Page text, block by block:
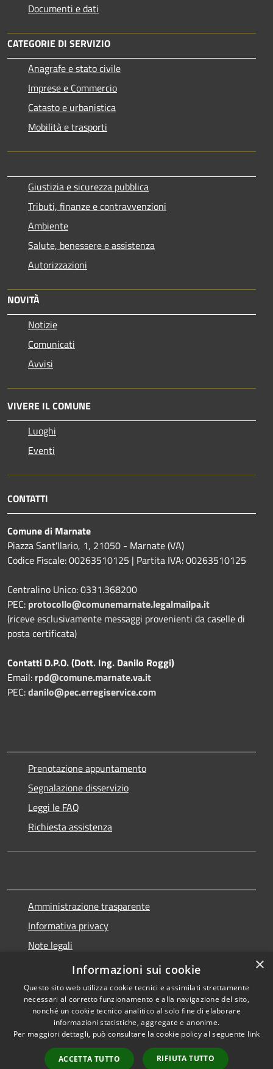
Documenti e dati
CATEGORIE DI SERVIZIO
Anagrafe e stato civile
Imprese e Commercio
Catasto e urbanistica
Mobilità e trasporti
Giustizia e sicurezza pubblica
Tributi, finanze e contravvenzioni
Ambiente
Salute, benessere e assistenza
Autorizzazioni
NOVITÀ
Notizie
Comunicati
Avvisi
VIVERE IL COMUNE
Luoghi
Eventi
CONTATTI
Comune di Marnate
Piazza Sant'Ilario, 1, 21050 - Marnate (VA)
Codice Fiscale: 00263510125 | Partita IVA: 00263510125
Centralino Unico: 0331.368200
PEC: protocollo@comunemarnate.legalmailpa.it
(riceve esclusivamente messaggi provenienti da caselle di
posta certificata)
Contatti D.P.O. (Dott. Ing. Danilo Roggi)
Email: rpd@comune.marnate.va.it
PEC:danilo@pec.erregiservice.com
Prenotazione appuntamento
Segnalazione disservizio
Leggi le FAQ
Richiesta assistenza
Amministrazione trasparente
Informativa privacy
Note legali
Dichiarazione di accessibilità
Accessibilità
Copyright © 2026 • Comune di
Marnate • Powered by
Municipium•
Accesso
×
Informazioni sui cookie
Questo sito web utilizza cookie tecnici e assimilati strettamente
necessari al corretto funzionamento e alla navigazione del sito,
nonché un cookie tecnico analitico al solo fine di elaborare
informazioni statistiche, aggregate e anonime.
Per maggiori dettagli, può consultare la cookie policy al seguente link
ACCETTA TUTTO RIFIUTA TUTTO